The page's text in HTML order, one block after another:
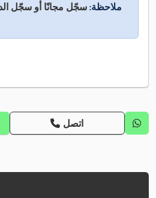
ملاحظة:سجّل مجانًا أو سجّل
اتصل